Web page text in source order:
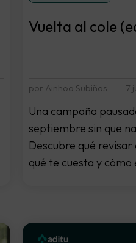
Vuelta al cole
por Ainhoa Subiñas 7
Una campaña
septiembre sin que
Descubre qué
qué te cuesta y